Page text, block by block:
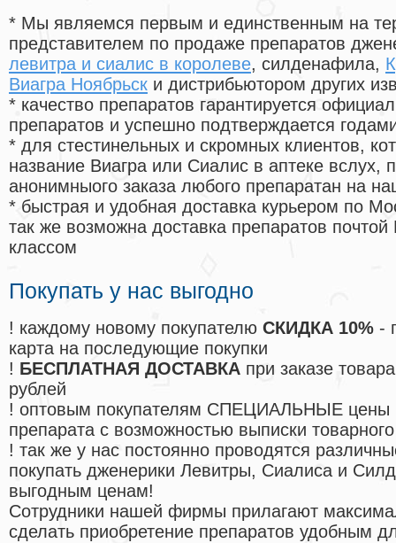
* Мы являемся первым и единственным на
представителем по продаже препаратов
левитра и сиалис в королеве, силденафила,
Виагра Ноябрьск и дистрибьютором других
* качество препаратов гарантируется
препаратов и успешно подтверждается
* для стестинельных и скромных клиентов,
название Виагра или Сиалис в аптеке вслух,
анонимныого заказа любого препаратан на
* быстрая и удобная доставка курьером по
так же возможна доставка препаратов
классом
Покупать у нас выгодно
! каждому новому покупателю СКИДКА 10% -
карта на последующие покупки
! БЕСПЛАТНАЯ ДОСТАВКА при заказе
рублей
! оптовым покупателям СПЕЦИАЛЬНЫЕ цены
препарата с возможностью выписки
! так же у нас постоянно проводятся
покупать дженерики Левитры, Сиалиса и
выгодным ценам!
Cотрудники нашей фирмы прилагают
сделать приобретение препаратов удобным